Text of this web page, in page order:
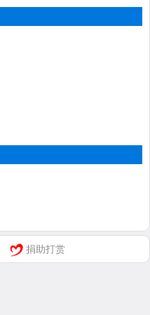
捐助打赏